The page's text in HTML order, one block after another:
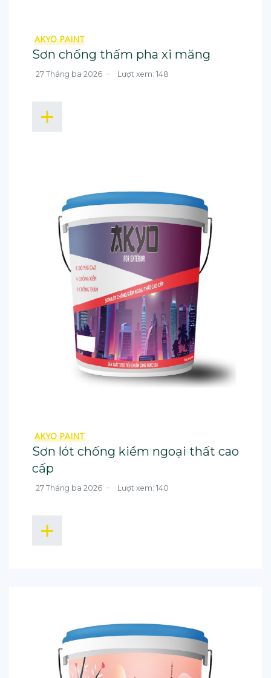
AKYO PAINT
Sơn chống thấm pha xi măng
27 Tháng ba 2026 Lượt xem: 148
AKYO PAINT
Sơn lót chống kiềm ngoại thất cao
cấp
27 Tháng ba 2026 Lượt xem: 140